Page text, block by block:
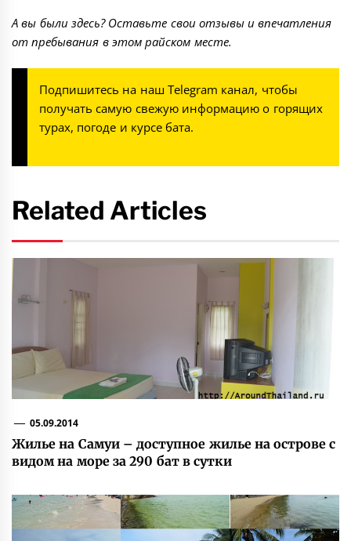
А вы были здесь? Оставьте свои отзывы и впечатления
от пребывания в этом райском месте.
Подпишитесь на наш Telegram канал, чтобы
получать самую свежую информацию о горящих
турах, погоде и курсе бата.
Related Articles
05.09.2014
Жилье на Самуи – доступное жилье на острове с
видом на море за 290 бат в сутки